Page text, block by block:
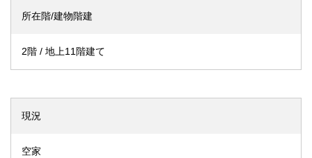
所在階/建物階建
2階 / 地上11階建て
現況
空家